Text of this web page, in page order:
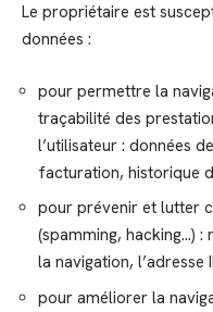
Le propriétaire est
données :
pour permettre la
traçabilité des
l’utilisateur : données
facturation, historique
pour prévenir et lutter
(spamming, hacking…)
la navigation, l’adresse
pour améliorer la